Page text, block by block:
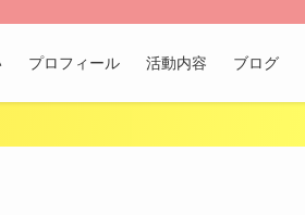
プロフィール 活動内容 ブログ